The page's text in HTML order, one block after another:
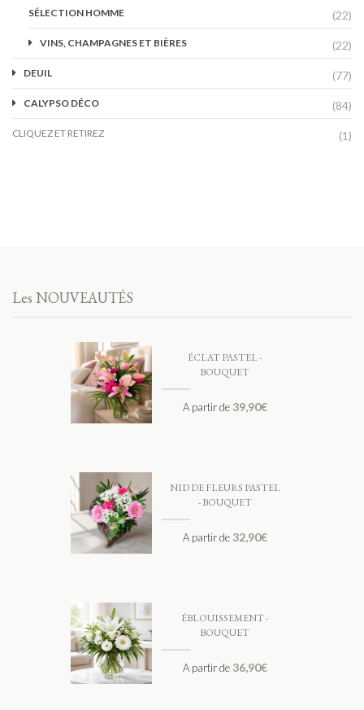
SÉLECTION HOMME (22)
VINS, CHAMPAGNES ET BIÈRES (22)
DEUIL (77)
CALYPSO DÉCO (84)
CLIQUEZ ET RETIREZ (1)
Les NOUVEAUTÉS
ÉCLAT PASTEL -
BOUQUET
A partir de 39,90€
NID DE FLEURS PASTEL
- BOUQUET
A partir de 32,90€
ÉBLOUISSEMENT -
BOUQUET
A partir de 36,90€